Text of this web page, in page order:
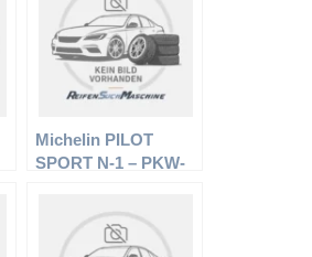
Michelin PILOT
SPORT N-1 – PKW-